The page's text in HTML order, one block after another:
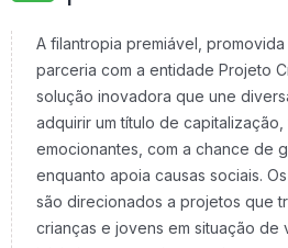
A filantropia premiável,
parceria com a entidade Projeto
solução inovadora que une
adquirir um título de
emocionantes, com a chance de
enquanto apoia causas sociais.
são direcionados a projetos que
crianças e jovens em situação de